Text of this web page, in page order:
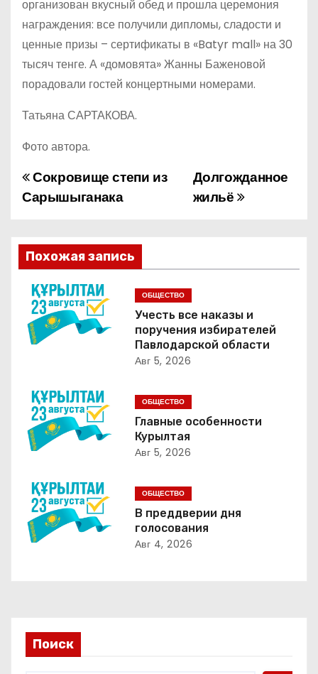
организован вкусный обед и прошла церемония
награждения: все получили дипломы, сладости и
ценные призы – сертификаты в «Batyr mall» на 30
тысяч тенге. А «домовята» Жанны Баженовой
порадовали гостей концертными номерами.
Татьяна САРТАКОВА.
Фото автора.
Н
в
и
а
и
я
п
о
з
а
с
я
Долгожданное
жильё
Сокровище степи из
Сарышыганака
Похожая запись
ОБЩЕСТВО
Учесть все наказы и
поручения избирателей
Павлодарской области
Авг 5, 2026
ОБЩЕСТВО
Главные особенности
Курылтая
Авг 5, 2026
ОБЩЕСТВО
В преддверии дня
голосования
Авг 4, 2026
Поиск